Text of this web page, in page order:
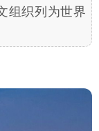
组织列为世界